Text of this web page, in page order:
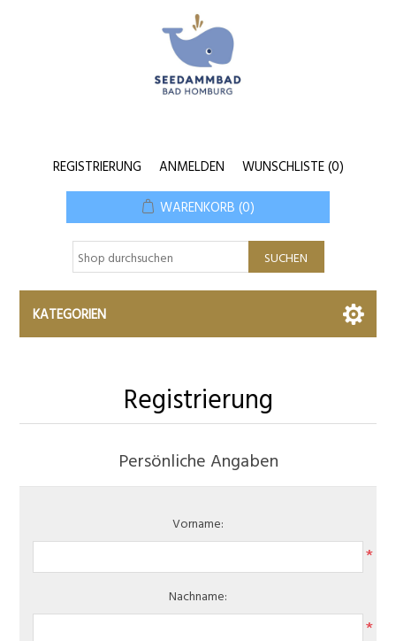
REGISTRIERUNG ANMELDEN WUNSCHLISTE(0)
WARENKORB (0)
KATEGORIEN
Registrierung
Persönliche Angaben
Vorname:
*
Nachname:
*